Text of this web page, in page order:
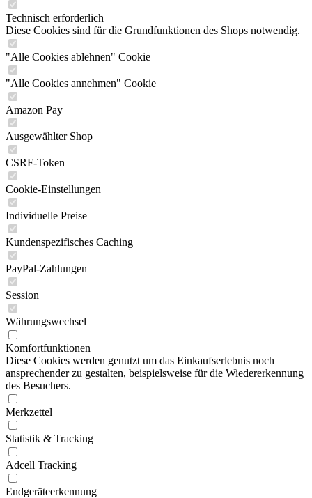
Technisch erforderlich
Diese Cookies sind für die Grundfunktionen des Shops notwendig.
"Alle Cookies ablehnen" Cookie
"Alle Cookies annehmen" Cookie
Amazon Pay
Ausgewählter Shop
CSRF-Token
Cookie-Einstellungen
Individuelle Preise
Kundenspezifisches Caching
PayPal-Zahlungen
Session
Währungswechsel
Komfortfunktionen
Diese Cookies werden genutzt um das Einkaufserlebnis noch
ansprechender zu gestalten, beispielsweise für die Wiedererkennung
des Besuchers.
Merkzettel
Statistik & Tracking
Adcell Tracking
Endgeräteerkennung